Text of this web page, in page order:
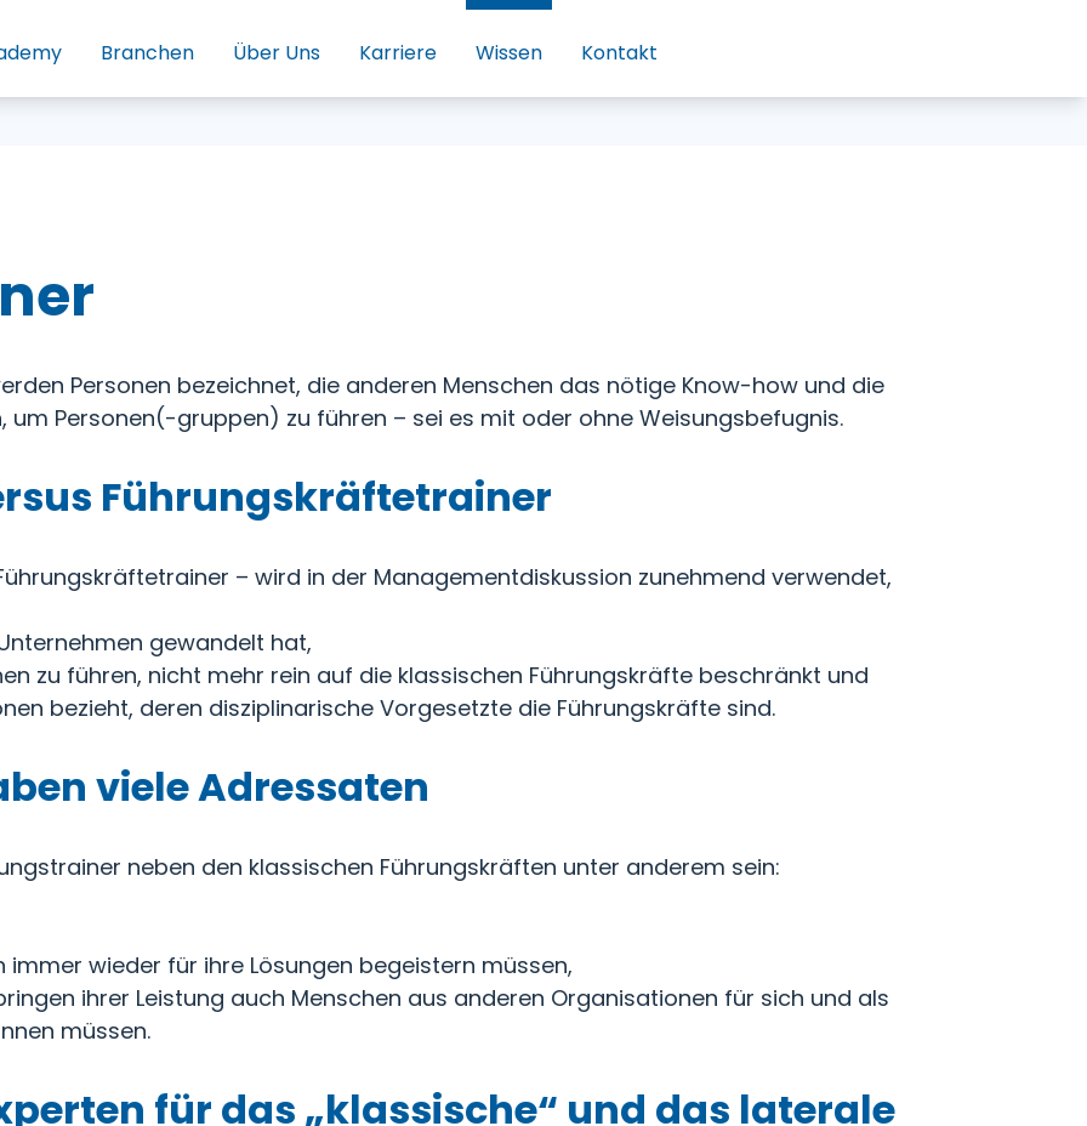
Branchen Über Uns Karriere Wissen Kontakt
Personen bezeichnet, die anderen Menschen das nötige Know-how und die
Personen(-gruppen) zu führen – sei es mit oder ohne Weisungsbefugnis.
Führungskräftetrainer
– wird in der Managementdiskussion zunehmend verwendet,
gewandelt hat,
zu führen, nicht mehr rein auf die klassischen Führungskräfte beschränkt und
bezieht, deren disziplinarische Vorgesetzte die Führungskräfte sind.
viele Adressaten
neben den klassischen Führungskräften unter anderem sein:
immer wieder für ihre Lösungen begeistern müssen,
ihrer Leistung auch Menschen aus anderen Organisationen für sich und als
müssen.
für das „klassische“ und das laterale